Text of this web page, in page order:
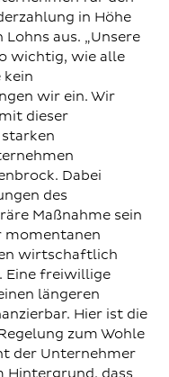
in Höhe
aus. „Unsere
wichtig, wie alle
kein
wir ein. Wir
dieser
Dabei
des
Maßnahme sein
momentanen
wirtschaftlich
Eine freiwillige
längeren
Hier ist die
zum Wohle
der Unternehmer